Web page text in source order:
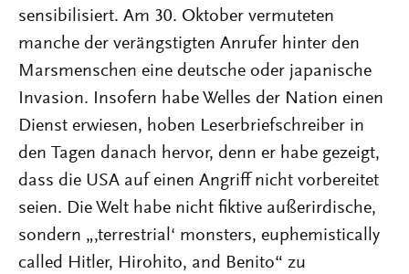
sensibilisiert. Am 30. Oktober vermuteten
manche der verängstigten Anrufer hinter den
Marsmenschen eine deutsche oder japanische
Invasion. Insofern habe Welles der Nation einen
Dienst erwiesen, hoben Leserbriefschreiber in
den Tagen danach hervor, denn er habe gezeigt,
dass die USA auf einen Angriff nicht vorbereitet
seien. Die Welt habe nicht fiktive außerirdische,
sondern „‚terrestrial‘ monsters, euphemistically
called Hitler, Hirohito, and Benito“ zu